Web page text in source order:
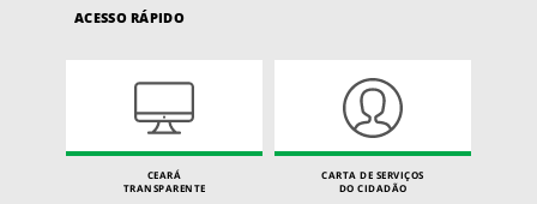
ACESSO RÁPIDO
CEARÁ
TRANSPARENTE
CARTA DE SERVIÇOS
DO CIDADÃO